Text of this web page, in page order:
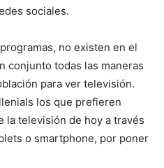
sociales.
no existen en el
conjunto todas las maneras
para ver televisión.
los que prefieren
la televisión de hoy a través
o smartphone, por poner